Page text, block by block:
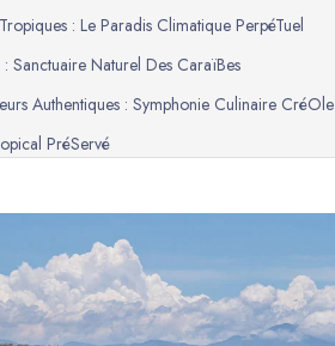
: Le Paradis Climatique PerpéTuel
Sanctuaire Naturel Des CaraïBes
Authentiques : Symphonie Culinaire CréOle
PréServé
Attend